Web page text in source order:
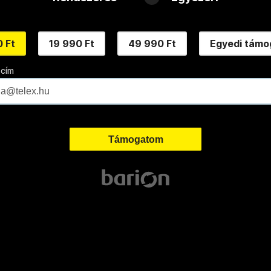
Ft 19 990 Ft 49 990 Ft Egyedi